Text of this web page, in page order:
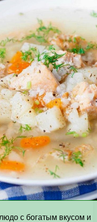
с богатым вкусом и